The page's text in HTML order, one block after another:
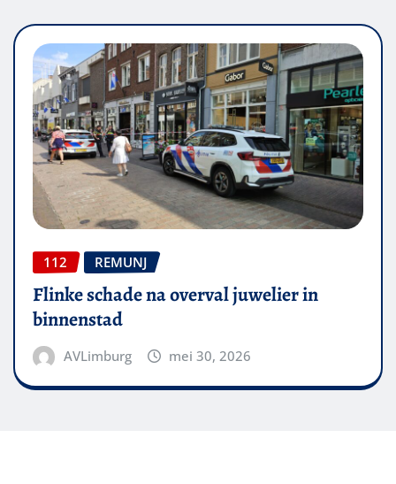
112 REMUNJ
Flinke schade na overval juwelier in
binnenstad
AVLimburg mei 30, 2026